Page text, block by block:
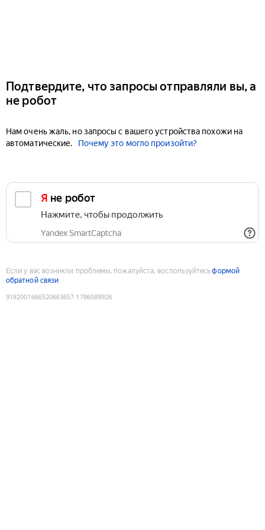
Подтвердите, что запросы отправляли вы, а
не робот
Нам очень жаль, но запросы с вашего устройства похожи на
автоматические.
Почему это могло произойти?
Я не робот
Нажмите, чтобы продолжить
Yandex SmartCaptcha
Если у вас возникли проблемы, пожалуйста, воспользуйтесьформой
обратной связи
9182001666520663657:1786089928